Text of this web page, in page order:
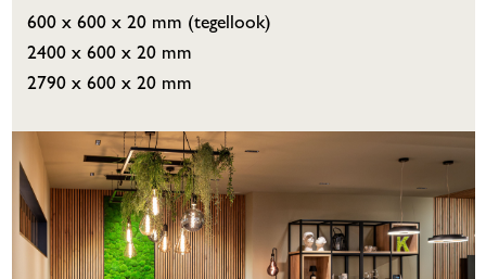
600 x 600 x 20 mm (tegellook)
2400 x 600 x 20 mm
2790 x 600 x 20 mm